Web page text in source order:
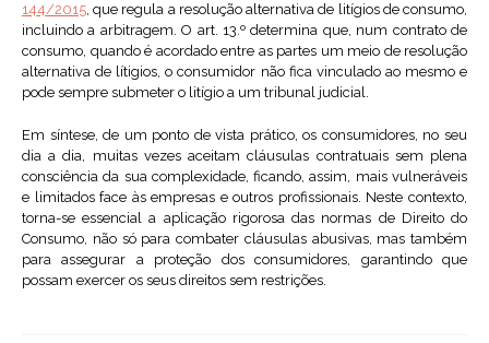
144/2015, que regula a resolução alternativa de litígios de consumo,
incluindo a arbitragem. O art. 13.º determina que, num contrato de
consumo, quando é acordado entre as partes um meio de resolução
alternativa de lítigios, o consumidor não fica vinculado ao mesmo e
pode sempre submeter o litígio a um tribunal judicial.
Em síntese, de um ponto de vista prático, os consumidores, no seu
dia a dia, muitas vezes aceitam cláusulas contratuais sem plena
consciência da sua complexidade, ficando, assim, mais vulneráveis
e limitados face às empresas e outros profissionais. Neste contexto,
torna-se essencial a aplicação rigorosa das normas de Direito do
Consumo, não só para combater cláusulas abusivas, mas também
para assegurar a proteção dos consumidores, garantindo que
possam exercer os seus direitos sem restrições.